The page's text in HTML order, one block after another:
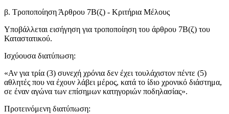
β. Τροποποίηση Άρθρου 7Β(ζ) - Κριτήρια Μέλους
Υποβάλλεται εισήγηση για τροποποίηση του άρθρου 7Β(ζ) του
Καταστατικού.
Ισχύουσα διατύπωση:
«Αν για τρία (3) συνεχή χρόνια δεν έχει τουλάχιστον πέντε (5)
αθλητές που να έχουν λάβει μέρος, κατά το ίδιο χρονικό διάστημα,
σε έναν αγώνα των επίσημων κατηγοριών ποδηλασίας».
Προτεινόμενη διατύπωση: